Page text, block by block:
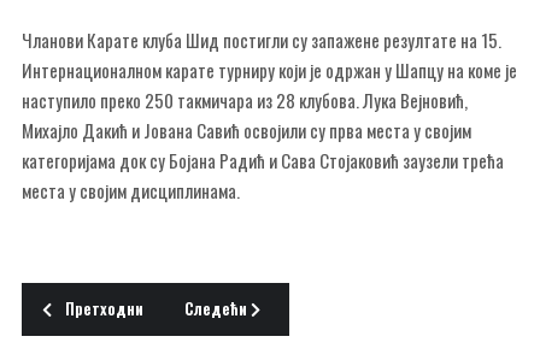
Чланови Карате клуба Шид постигли су запажене резултате на 15.
Интернационалном карате турниру који је одржан у Шапцу на коме је
наступило преко 250 такмичара из 28 клубова. Лука Вејновић,
Михајло Дакић и Јована Савић освојили су прва места у својим
категоријама док су Бојана Радић и Сава Стојаковић заузели трећа
места у својим дисциплинама.
Претходни чланак: Инфо 13.04.2016. среда
Претходни Следећи чланак: Инфо 11.04.2016. понедељак
Следећи